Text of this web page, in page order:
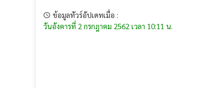
ข้อมูลทัวร์อัปเดทเมื่อ :
วันอังคารที่ 2 กรกฎาคม 2562 เวลา 10:11 น.